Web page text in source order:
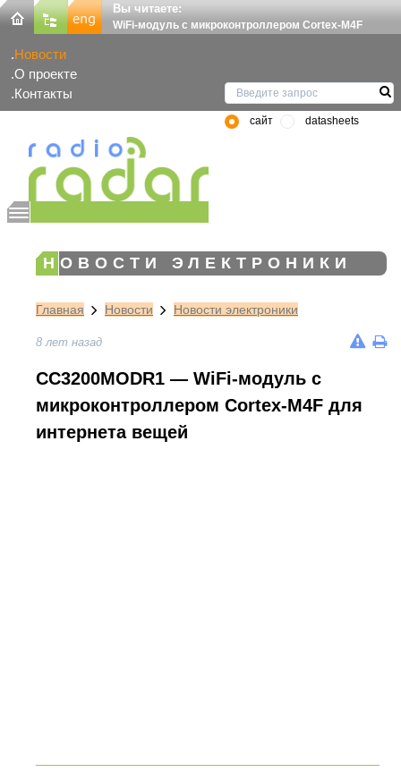
Вы читаете:
WiFi-модуль с микроконтроллером Cortex-M4F
Новости
О проекте
Контакты
сайт datasheets
НОВОСТИ ЭЛЕКТРОНИКИ
Главная Новости Новости электроники
8 лет назад
CC3200MODR1 — WiFi-модуль с
микроконтроллером Cortex-M4F для
интернета вещей